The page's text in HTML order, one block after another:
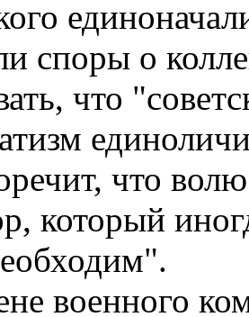
споры о
что
что
который
военного